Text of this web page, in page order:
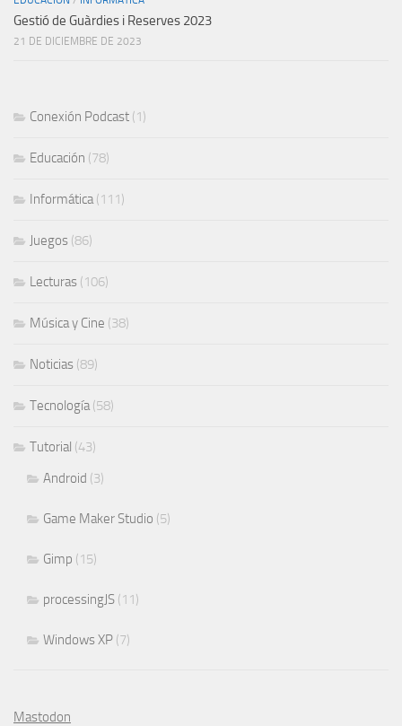
Gestió de Guàrdies i Reserves 2023
21 DE DICIEMBRE DE 2023
Conexión Podcast (1)
Educación (78)
Informática(111)
Juegos (86)
Lecturas (106)
Música y Cine (38)
Noticias (89)
Tecnología(58)
Tutorial (43)
Android (3)
Game Maker Studio (5)
Gimp (15)
processingJS (11)
Windows XP (7)
Mastodon